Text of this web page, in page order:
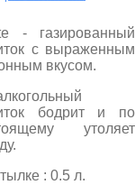
- газированный
с выраженным
вкусом.
бодрит и по
утоляет
: 0.5 л.